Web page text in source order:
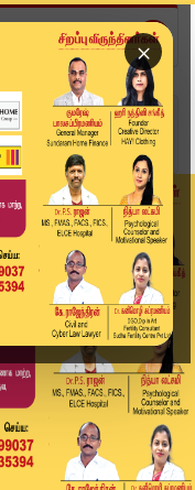
×
பயணிகள் | ...